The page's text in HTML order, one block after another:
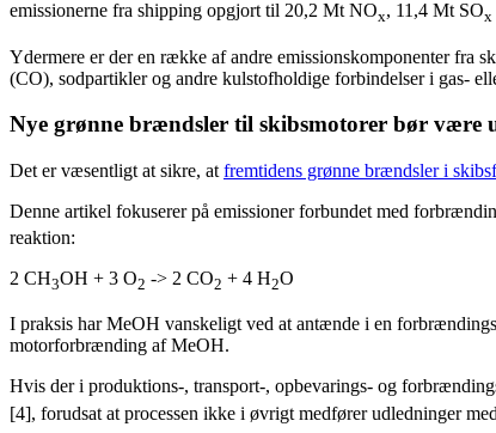
emissionerne fra shipping opgjort til 20,2 Mt NOx, 11,4 Mt SOx
Ydermere er der en række af andre emissionskomponenter fra
(CO), sodpartikler og andre kulstofholdige forbindelser i gas-
Nye grønne brændsler til skibsmotorer bør være
Det er væsentligt at sikre, at fremtidens grønne brændsler i
Denne artikel fokuserer på emissioner forbundet med
reaktion:
2 CH3OH + 3 O2 -> 2 CO2 + 4 H2O
I praksis har MeOH vanskeligt ved at antænde i en
motorforbrænding af MeOH.
Hvis der i produktions-, transport-, opbevarings- og
[4], forudsat at processen ikke i øvrigt medfører udledninger